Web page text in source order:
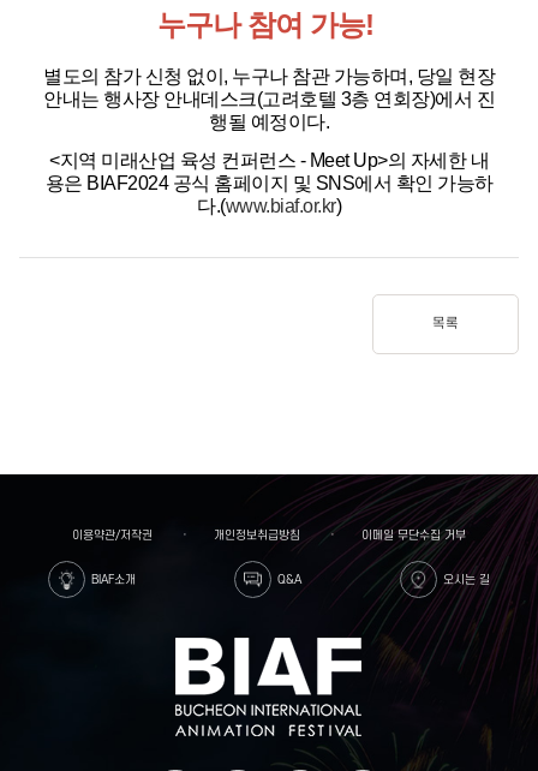
누구나 참여 가능!
별도의 참가 신청 없이, 누구나 참관 가능하며, 당일 현장
안내는 행사장 안내데스크(고려호텔 3층 연회장)에서 진
행될 예정이다.
<지역 미래산업 육성 컨퍼런스 - Meet Up>의 자세한 내
용은 BIAF2024 공식 홈페이지 및 SNS에서 확인 가능하
다.(www.biaf.or.kr)
목록
이용약관/저작권 개인정보취급방침 이메일 무단수집 거부
BIAF소개 Q&A 오시는 길